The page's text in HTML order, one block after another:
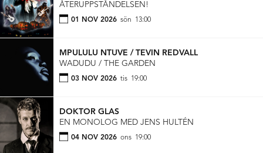
ÅTERUPPSTÅNDELSEN!
01 NOV 2026 sön 13:00
MPULULU NTUVE / TEVIN REDVALL
WADUDU / THE GARDEN
03 NOV 2026 tis 19:00
DOKTOR GLAS
EN MONOLOG MED JENS HULTÉN
04 NOV 2026 ons 19:00